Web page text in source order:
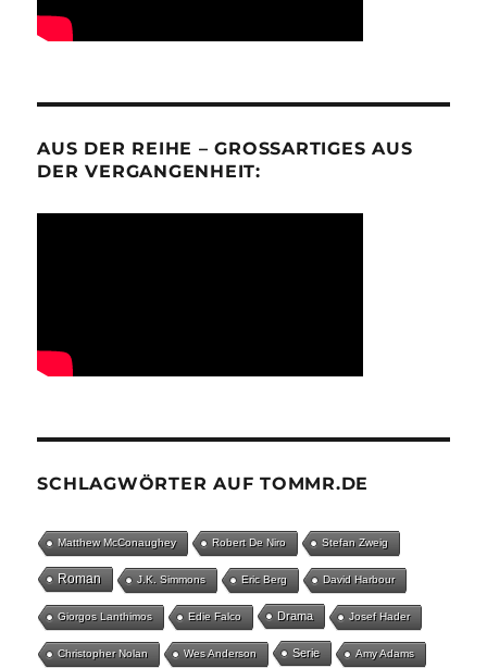
AUS DER REIHE – GROSSARTIGES AUS D
ER VERGANGENHEIT:
SCHLAGWÖRTER AUF TOMMR.DE
Matthew McConaughey Robert De Niro Stefan Zweig
Roman J.K. Simmons Eric Berg David Harbour
Giorgos Lanthimos Edie Falco Drama Josef Hader
Christopher Nolan Wes Anderson Serie Amy Adams